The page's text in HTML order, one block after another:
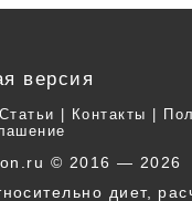
версия
Статьи | Контакты |
© 2016 — 2026
диет,